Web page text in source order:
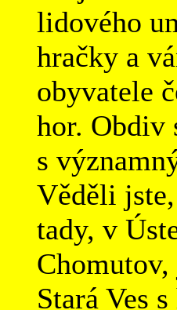
lidového
hračky a
obyvatele
hor. Obdiv
s
Věděli
tady, v
Chomutov,
Stará Ves